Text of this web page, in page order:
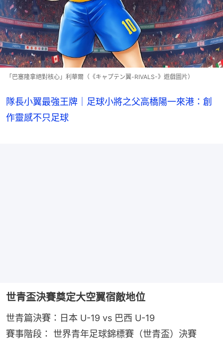
「巴塞隆拿絕對核心」利華爾（《キャプテン翼-RIVALS-》遊戲圖片）
隊長小翼最強王牌｜足球小將之父高橋陽一來港：創
作靈感不只足球
世青盃決賽奠定大空翼宿敵地位
世青篇決賽：日本 U-19 vs 巴西 U-19
賽事階段： 世界青年足球錦標賽（世青盃）決賽